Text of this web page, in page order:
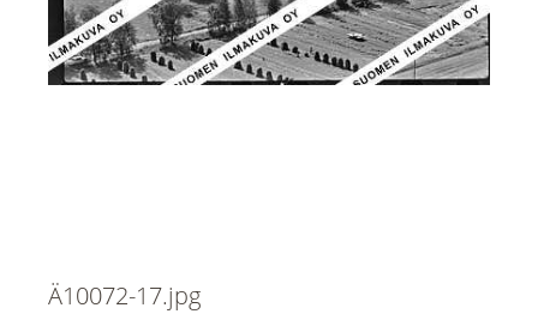
Ä10072-17.jpg